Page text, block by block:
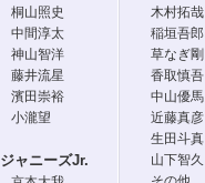
桐山照史
中間淳太
神山智洋
藤井流星
濱田崇裕
小瀧望
ジャニーズJr.
木村拓哉
稲垣吾郎
草なぎ剛
香取慎吾
中山優馬
近藤真彦
生田斗真
山下智久